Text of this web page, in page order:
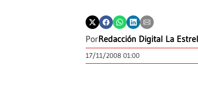
PorRedacción Digital La
17/11/2008 01:00